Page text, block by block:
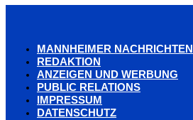
MANNHEIMER NACHRICHTEN
REDAKTION
ANZEIGEN UND WERBUNG
PUBLIC RELATIONS
IMPRESSUM
DATENSCHUTZ